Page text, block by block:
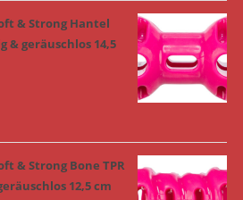
& Strong Hantel
& geräuschlos 14,5
& Strong Bone TPR
12,5 cm